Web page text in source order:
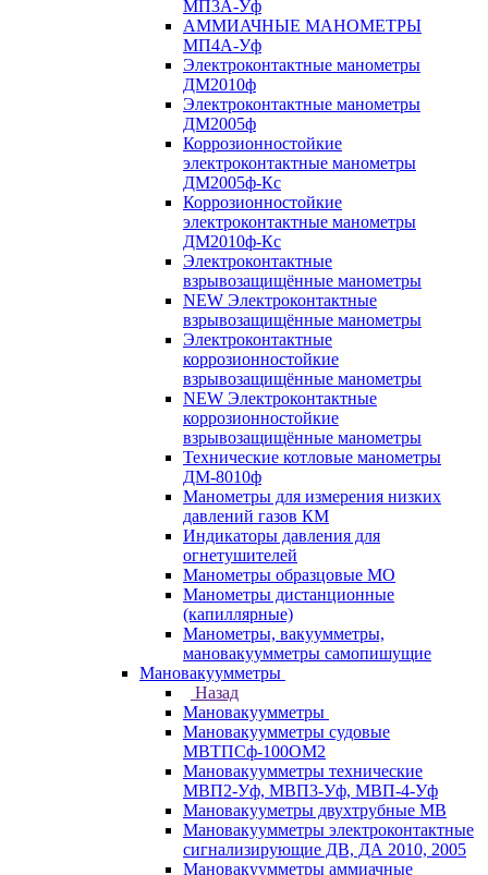
МП3А-Уф
АММИАЧНЫЕ МАНОМЕТРЫ
МП4А-Уф
Электроконтактные манометры
ДМ2010ф
Электроконтактные манометры
ДМ2005ф
Коррозионностойкие
электроконтактные манометры
ДМ2005ф-Кс
Коррозионностойкие
электроконтактные манометры
ДМ2010ф-Кс
Электроконтактные
взрывозащищённые манометры
NEW Электроконтактные
взрывозащищённые манометры
Электроконтактные
коррозионностойкие
взрывозащищённые манометры
NEW Электроконтактные
коррозионностойкие
взрывозащищённые манометры
Технические котловые манометры
ДМ-8010ф
Манометры для измерения низких
давлений газов КМ
Индикаторы давления для
огнетушителей
Манометры образцовые МО
Манометры дистанционные
(капиллярные)
Манометры, вакуумметры,
мановакуумметры самопишущие
Мановакуумметры
Назад
Мановакуумметры
Мановакуумметры судовые
МВТПСф-100ОМ2
Мановакуумметры технические
МВП2-Уф, МВП3-Уф, МВП-4-Уф
Мановакууметры двухтрубные МВ
Мановакуумметры электроконтактные
сигнализирующие ДВ, ДА 2010, 2005
Мановакуумметры аммиачные